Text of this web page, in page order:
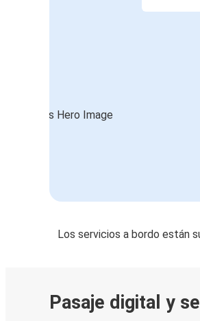
Los servicios a bordo están
Pasaje digital y